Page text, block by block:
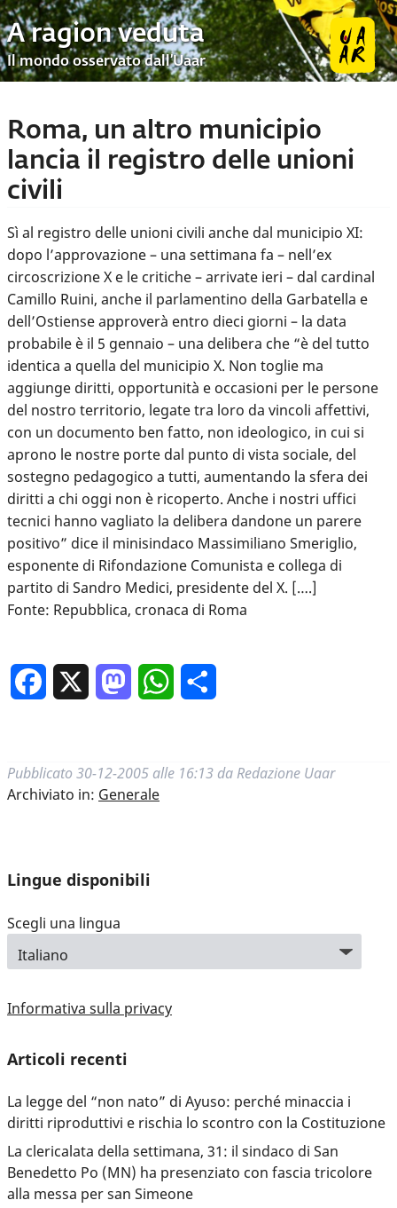
A ragion veduta
Il mondo osservato dall’Uaar
Roma, un altro municipio
lancia il registro delle unioni
civili
Sì al registro delle unioni civili anche dal municipio XI:
dopo l’approvazione – una settimana fa – nell’ex
circoscrizione X e le critiche – arrivate ieri – dal cardinal
Camillo Ruini, anche il parlamentino della Garbatella e
dell’Ostiense approverà entro dieci giorni – la data
probabile è il 5 gennaio – una delibera che “è del tutto
identica a quella del municipio X. Non toglie ma
aggiunge diritti, opportunità e occasioni per le persone
del nostro territorio, legate tra loro da vincoli affettivi,
con un documento ben fatto, non ideologico, in cui si
aprono le nostre porte dal punto di vista sociale, del
sostegno pedagogico a tutti, aumentando la sfera dei
diritti a chi oggi non è ricoperto. Anche i nostri uffici
tecnici hanno vagliato la delibera dandone un parere
positivo” dice il minisindaco Massimiliano Smeriglio,
esponente di Rifondazione Comunista e collega di
partito di Sandro Medici, presidente del X. [….]
Fonte: Repubblica, cronaca di Roma
Facebook MastodonWhatsApp
Pubblicato 30-12-2005 alle 16:13 da Redazione Uaar
Archiviato in: Generale
Lingue disponibili
Scegli una lingua
Informativa sulla privacy
Articoli recenti
La legge del “non nato” di Ayuso: perché minaccia i
diritti riproduttivi e rischia lo scontro con la Costituzione
La clericalata della settimana, 31: il sindaco di San
Benedetto Po (MN) ha presenziato con fascia tricolore
alla messa per san Simeone